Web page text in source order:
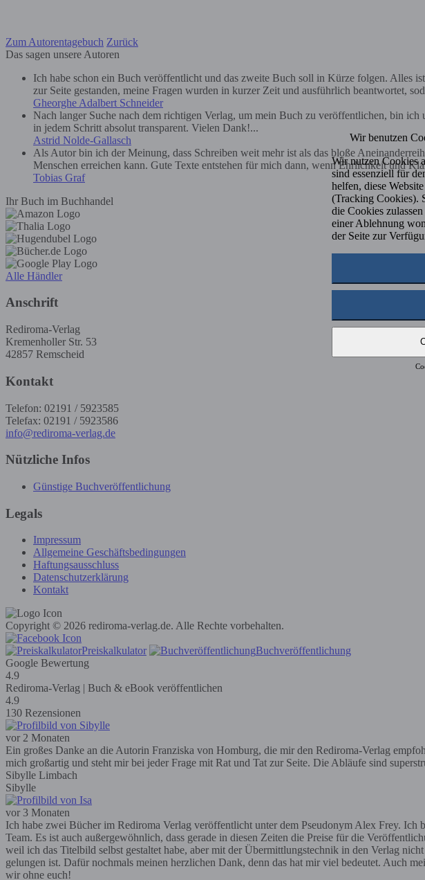
Zum Autorentagebuch Zurück
Das sagen unsere Autoren
Ich habe schon ein Buch veröffentlicht und das zweite Buch soll in Kürze folgen. Alles
zur Seite gestanden, meine Fragen wurden in kurzer Zeit und ausführlich beantwortet,
Gheorghe Adalbert Schneider
Nach langer Suche nach dem richtigen Verlag, um mein Buch zu veröffentlichen, bin
in jedem Schritt absolut transparent. Vielen Dank!...
Astrid Nolde-Gallasch
Als Autor bin ich der Meinung, dass Schreiben weit mehr ist als das bloße
Menschen erreichen kann. Gute Texte entstehen für mich dann, wenn Ehrlichkeit und
Tobias Graf
Ihr Buch im Buchhandel
Alle Händler
Anschrift
Rediroma-Verlag
Kremenholler Str. 53
42857 Remscheid
Kontakt
Telefon: 02191 / 5923585
Telefax: 02191 / 5923586
info@rediroma-verlag.de
Nützliche Infos
Günstige Buchveröffentlichung
Legals
Impressum
Allgemeine Geschäftsbedingungen
Haftungsausschluss
Datenschutzerklärung
Kontakt
Copyright © 2026 rediroma-verlag.de. Alle Rechte vorbehalten.
Preiskalkulator
Buchveröffentlichung
Google Bewertung
4.9
Rediroma-Verlag | Buch & eBook veröffentlichen
4.9
130 Rezensionen
vor 2 Monaten
Ein großes Danke an die Autorin Franziska von Homburg, die mir den Rediroma-Verlag
mich großartig und steht mir bei jeder Frage mit Rat und Tat zur Seite. Die Abläufe sind
Sibylle Limbach
Sibylle
vor 3 Monaten
Ich habe zwei Bücher im Rediroma Verlag veröffentlicht unter dem Pseudonym Alex Frey.
Team. Es ist auch außergewöhnlich, dass gerade in diesen Zeiten die Preise für die
weil ich das Titelbild selbst gestaltet habe, aber mit der Übermittlungstechnik in den Verlag
gelungen ist. Dafür nochmals meinen herzlichen Dank, denn das hat mir viel bedeutet. Auch
wir ohne euch!
Wir benutzen
Wir nutzen Cookies
sind essenziell für
helfen, diese
(Tracking Cookies).
die Cookies
einer Ablehnung
der Seite zur